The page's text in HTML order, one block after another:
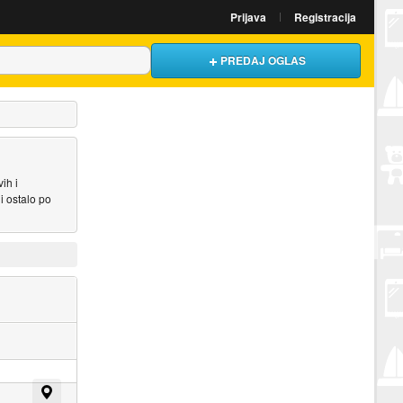
Prijava Registracija
PREDAJ OGLAS
i
ostalo po